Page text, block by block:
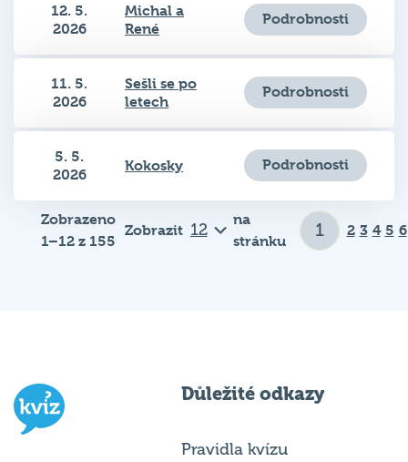
12. 5.
2026
Michal a
René
Podrobnosti
11. 5.
2026
Sešli se po
letech
Podrobnosti
5. 5.
2026
Kokosky Podrobnosti
Zobrazeno
1–12 z 155
Zobrazit
na
stránku
2 3 4 5 6
Důležité odkazy
Pravidla kvízu